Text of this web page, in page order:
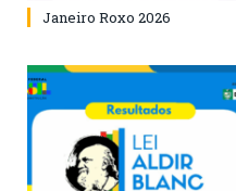
Janeiro Roxo 2026